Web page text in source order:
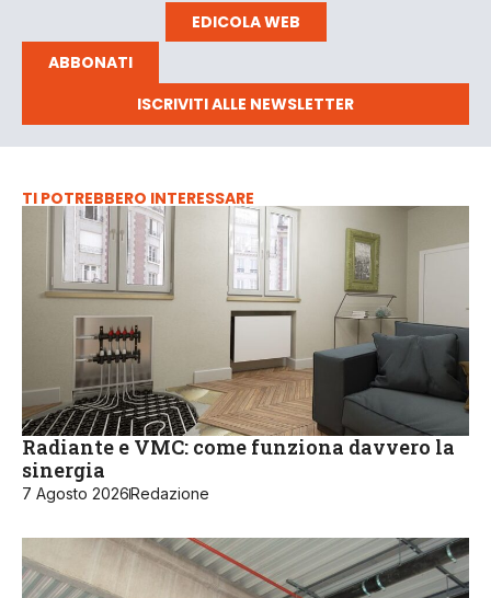
EDICOLA WEB
ABBONATI
ISCRIVITI ALLE NEWSLETTER
TI POTREBBERO INTERESSARE
Radiante e VMC: come funziona davvero la
sinergia
7 Agosto 2026Redazione